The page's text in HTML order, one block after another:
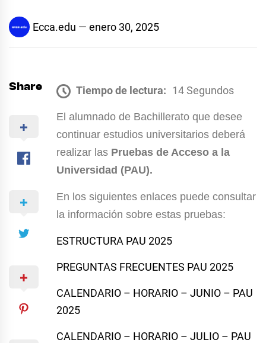
Ecca.edu enero 30, 2025
Share Tiempo de lectura: 14 Segundos
El alumnado de Bachillerato que desee
continuar estudios universitarios deberá
realizar las Pruebas de Acceso a la
Universidad (PAU).
En los siguientes enlaces puede consultar
la información sobre estas pruebas:
ESTRUCTURA PAU 2025
PREGUNTAS FRECUENTES PAU 2025
CALENDARIO – HORARIO – JUNIO – PAU
2025
CALENDARIO – HORARIO – JULIO – PAU